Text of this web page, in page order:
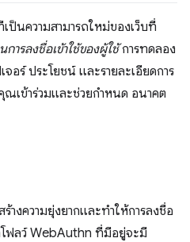
ป็นความสามารถใหม่ของเว็บที่
ารลงชื่อเข้าใช้ของผู้ใช้การทดลอง
อร์ ประโยชน์ และรายละเอียดการ
เข้าร่วมและช่วยกำหนด อนาคต
างความยุ่งยากและทำให้การลงชื่อ
ฟลว์ WebAuthn ที่มีอยู่จะมี